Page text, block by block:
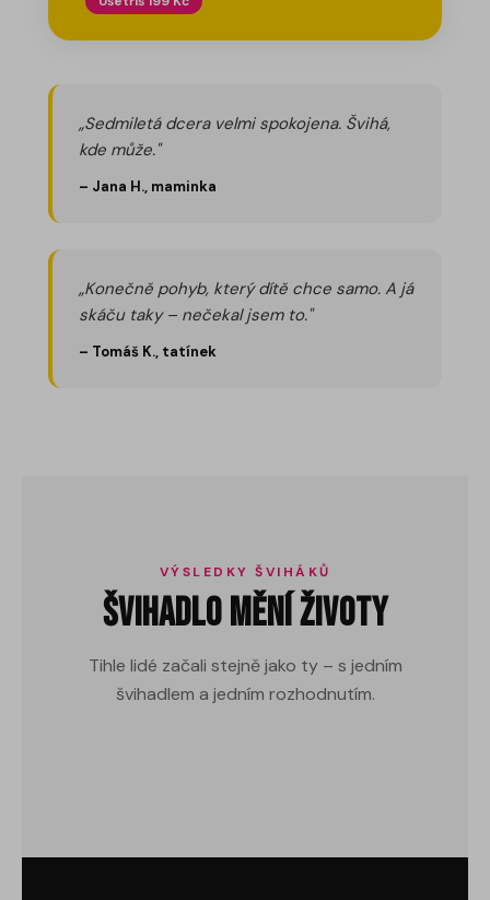
„Sedmiletá dcera velmi spokojena. Švihá,
kde může."
– Jana H., maminka
„Konečně pohyb, který dítě chce samo. A já
skáču taky – nečekal jsem to."
– Tomáš K., tatínek
VÝSLEDKY ŠVIHÁKŮ
Švihadlo mění životy
Tihle lidé začali stejně jako ty – s jedním
švihadlem a jedním rozhodnutím.
−21 kg
−40 kg